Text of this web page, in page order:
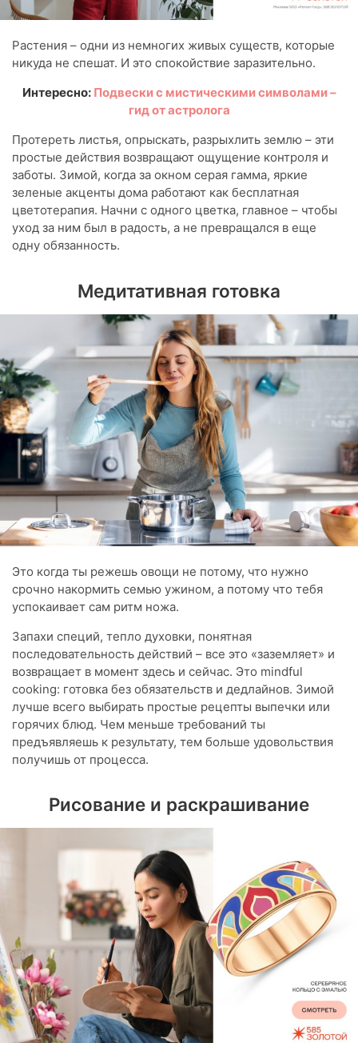
Растения – одни из немногих живых существ, которые
никуда не спешат. И это спокойствие заразительно.
Интересно: Подвески с мистическими символами –
гид от астролога
Протереть листья, опрыскать, разрыхлить землю – эти
простые действия возвращают ощущение контроля и
заботы. Зимой, когда за окном серая гамма, яркие
зеленые акценты дома работают как бесплатная
цветотерапия. Начни с одного цветка, главное – чтобы
уход за ним был в радость, а не превращался в еще
одну обязанность.
Медитативная готовка
Это когда ты режешь овощи не потому, что нужно
срочно накормить семью ужином, а потому что тебя
успокаивает сам ритм ножа.
Запахи специй, тепло духовки, понятная
последовательность действий – все это «заземляет» и
возвращает в момент здесь и сейчас. Это mindful
cooking: готовка без обязательств и дедлайнов. Зимой
лучше всего выбирать простые рецепты выпечки или
горячих блюд. Чем меньше требований ты
предъявляешь к результату, тем больше удовольствия
получишь от процесса.
Рисование и раскрашивание